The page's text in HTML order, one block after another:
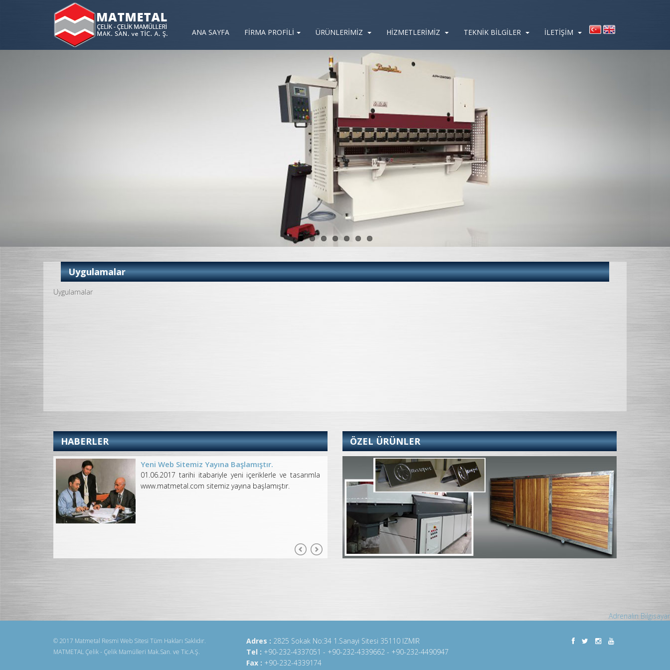
ANA SAYFA FİRMA PROFİLİ ÜRÜNLERİMİZ HİZMETLERİMİZ TEKNİK BİLGİLER İLETİŞİM
Uygulamalar
Uygulamalar
HABERLER
Yeni Web Sitemiz Yayına Başlamıştır.
01.06.2017 tarihi itabariyle yeni içeriklerle ve tasarımla
www.matmetal.com sitemiz yayına başlamıştır.
ÖZEL ÜRÜNLER
Adrenalin Bilgisayar
© 2017 Matmetal Resmi Web Sitesi Tüm Hakları Saklıdır.
MATMETAL Çelik - Çelik Mamülleri Mak.San. ve Tic.A.Ş.
Adres : 2825 Sokak No:34 1.Sanayi Sitesi 35110 IZMIR
Tel : +90-232-4337051 - +90-232-4339662 - +90-232-4490947
Fax : +90-232-4339174